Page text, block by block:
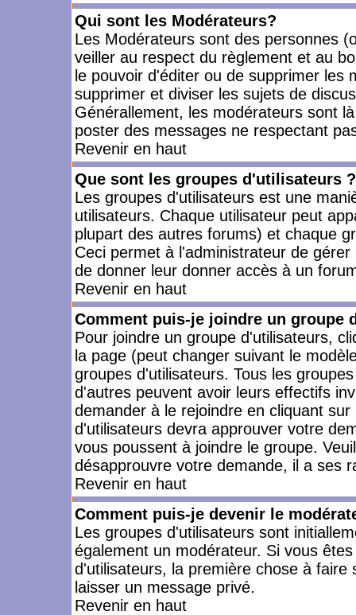
Qui sont les Modérateurs?
Les Modérateurs sont des personnes
veiller au respect du règlement et au
le pouvoir d'éditer ou de supprimer les
supprimer et diviser les sujets de
Générallement, les modérateurs sont
poster des messages ne respectant
Revenir en haut
Que sont les groupes d'utilisateurs ?
Les groupes d'utilisateurs est une
utilisateurs. Chaque utilisateur peut
plupart des autres forums) et chaque
Ceci permet à l'administrateur de
de donner leur donner accès à un
Revenir en haut
Comment puis-je joindre un groupe
Pour joindre un groupe d'utilisateurs,
la page (peut changer suivant le
groupes d'utilisateurs. Tous les
d'autres peuvent avoir leurs effectifs
demander à le rejoindre en cliquant
d'utilisateurs devra approuver votre
vous poussent à joindre le groupe.
désapprouvre votre demande, il a ses
Revenir en haut
Comment puis-je devenir le
Les groupes d'utilisateurs sont
également un modérateur. Si vous
d'utilisateurs, la première chose à
laisser un message privé.
Revenir en haut